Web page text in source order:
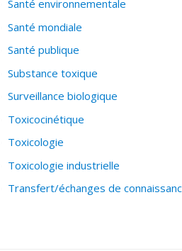
Santé environnementale
Santé mondiale
Santé publique
Substance toxique
Surveillance biologique
Toxicocinétique
Toxicologie
Toxicologie industrielle
Transfert/échanges de